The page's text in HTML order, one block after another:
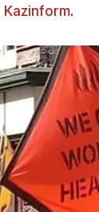
Kazinform.